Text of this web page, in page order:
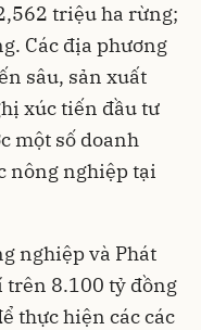
triệu ha rừng;
Các địa phương
sâu, sản xuất
xúc tiến đầu tư
một số doanh
nông nghiệp tại
nghiệp và Phát
8.100 tỷ đồng
thực hiện các các